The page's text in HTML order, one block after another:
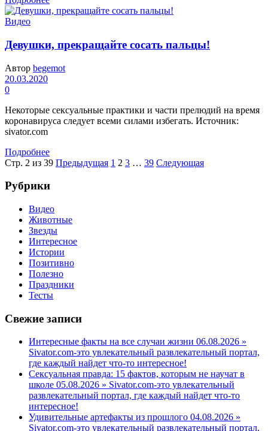
Видео
Девушки, прекращайте сосать пальцы!
Автор begemot
20.03.2020
0
Некоторые сексуальные практики и части прелюдий на время
коронавируса следует всеми силами избегать. Источник:
sivator.com
Подробнее
Стр. 2 из 39 Предыдущая 1 2 3 … 39 Следующая
Рубрики
Видео
Животные
Звезды
Интересное
Истории
Позитивно
Полезно
Праздники
Тесты
Свежие записи
Интересные факты на все случаи жизни 06.08.2026 »
Sivator.com-это увлекательный развлекательный портал,
где каждый найдет что-то интересное!
Сексуальная правда: 15 фактов, которым не научат в
школе 05.08.2026 » Sivator.com-это увлекательный
развлекательный портал, где каждый найдет что-то
интересное!
Удивительные артефакты из прошлого 04.08.2026 »
Sivator.com-это увлекательный развлекательный портал,